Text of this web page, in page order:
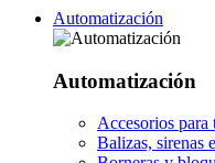
Automatización
Automatización
Accesorios para
Balizas, sirenas